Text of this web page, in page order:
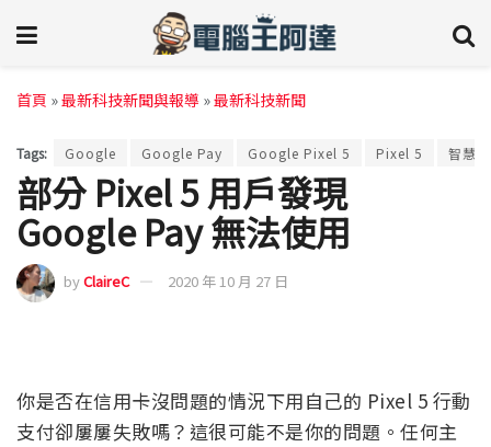
首頁 »最新科技新聞與報導 »最新科技新聞
Tags: Google Google Pay Google Pixel 5 Pixel 5 智慧
部分 Pixel 5 用戶發現
Google Pay 無法使用
byClaireC 2020 年 10 月 27 日
你是否在信用卡沒問題的情況下用自己的 Pixel 5 行動
支付卻屢屢失敗嗎？這很可能不是你的問題。任何主